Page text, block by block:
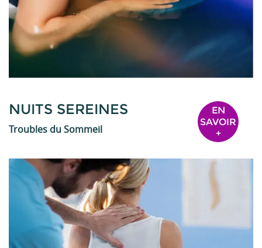
NUITS SEREINES
Troubles du Sommeil
EN
SAVOIR
+